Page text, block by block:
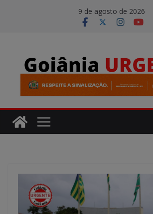
9 de agosto de 2026
modal-check